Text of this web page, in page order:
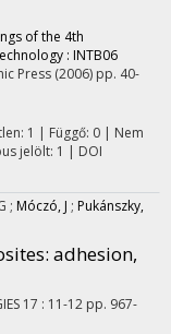
of the 4th
: INTB06
Press (2006) pp. 40-
1 | Függő: 0 | Nem
jelölt: 1 | DOI
; Móczó, J ; Pukánszky,
adhesion,
17 : 11-12 pp. 967-